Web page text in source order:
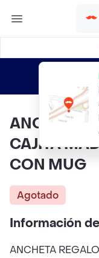
ANCHETA
CAJITA
CON MUG
Agotado
Información
ANCHETA